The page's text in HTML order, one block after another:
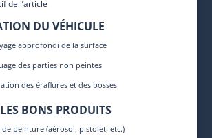
de l’article
DU VÉHICULE
approfondi de la surface
des parties non peintes
des éraflures et des bosses
BONS PRODUITS
de peinture (aérosol, pistolet, etc.)